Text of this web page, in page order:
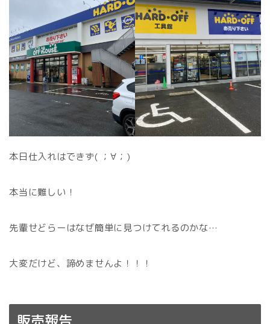
本日仕入れはできず( ；∀；)
本当に難しい！
先輩せどらーはなぜ簡単に見つけてれるのかな…
大変だけど、諦めませんよ！！！